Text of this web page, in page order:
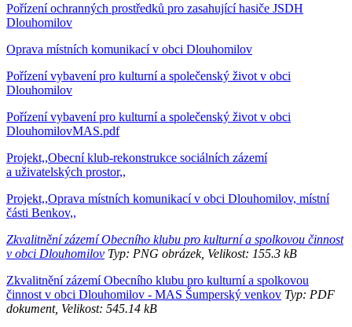
Pořízení ochranných prostředků pro zasahující hasiče JSDH
Dlouhomilov
Oprava místních komunikací v obci Dlouhomilov
Pořízení vybavení pro kulturní a společenský život v obci
Dlouhomilov
Pořízení vybavení pro kulturní a společenský život v obci
DlouhomilovMAS.pdf
Projekt,,Obecní klub-rekonstrukce sociálních zázemí
a uživatelských prostor,,
Projekt,,Oprava místních komunikací v obci Dlouhomilov, místní
části Benkov,,
Zkvalitnění zázemí Obecního klubu pro kulturní a spolkovou činnost
v obci Dlouhomilov Typ: PNG obrázek, Velikost: 155.3 kB
Zkvalitnění zázemí Obecního klubu pro kulturní a spolkovou
činnost v obci Dlouhomilov - MAS Šumperský venkov Typ: PDF
dokument, Velikost: 545.14 kB